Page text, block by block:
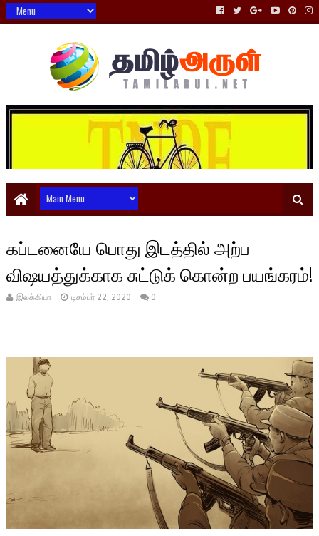
கப்டனையே பொது இடத்தில் அற்ப
விஷயத்துக்காக சுட்டுக் கொன்ற பயங்கரம்!
இலக்கியா டிசம்பர் 22, 2020 0